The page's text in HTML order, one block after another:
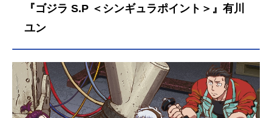
『ゴジラ S.P ＜シンギュラポイント＞』有川
ユン